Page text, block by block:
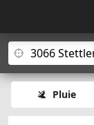
Pluie